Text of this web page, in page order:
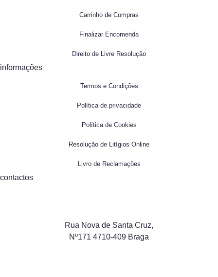
Carrinho de Compras
Finalizar Encomenda
Direito de Livre Resolução
informações
Termos e Condições
Política de privacidade
Política de Cookies
Resolução de Litígios Online
Livro de Reclamações
contactos
Rua Nova de Santa Cruz,
Nº171 4710-409 Braga